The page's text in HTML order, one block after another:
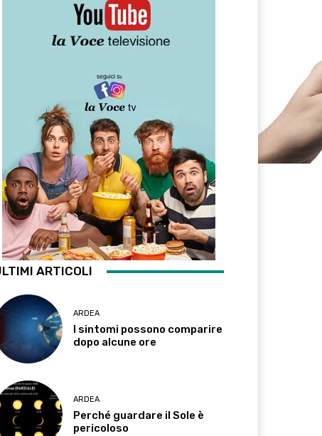
ARTICOLI
ARDEA
I sintomi possono comparire
dopo alcune ore
ARDEA
Perché guardare il Sole è
pericoloso